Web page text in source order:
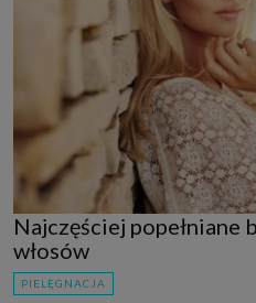
Najczęściej popełniane
włosów
PIELĘGNACJA